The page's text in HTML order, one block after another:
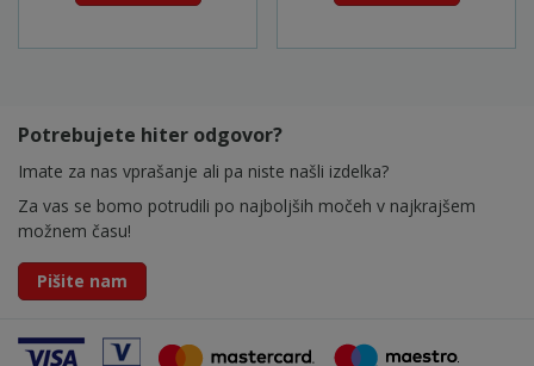
Potrebujete hiter odgovor?
Imate za nas vprašanje ali pa niste našli izdelka?
Za vas se bomo potrudili po najboljših močeh v najkrajšem
možnem času!
Pišite nam